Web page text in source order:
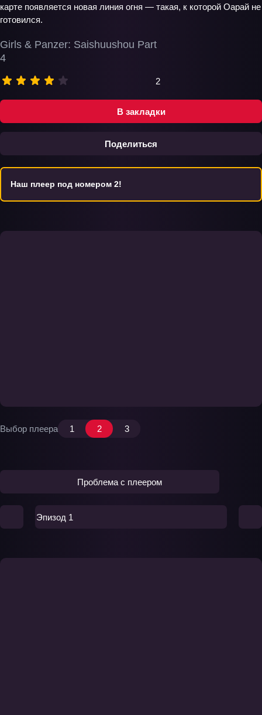
В закладки
Поделиться
Girls & Panzer: Saishuushou Part
4
2
карте появляется новая линия огня — такая, к которой Оарай не
готовился.
Наш плеер под номером 2!
Выбор плеера 1 2 3
Проблема с плеером
Эпизод 1